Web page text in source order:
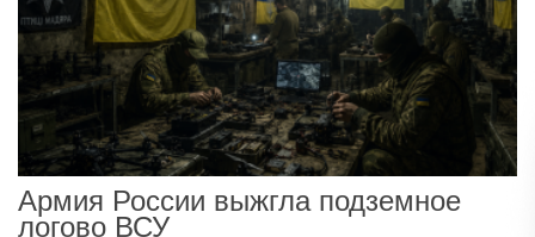
Армия России выжгла подземное
логово ВСУ